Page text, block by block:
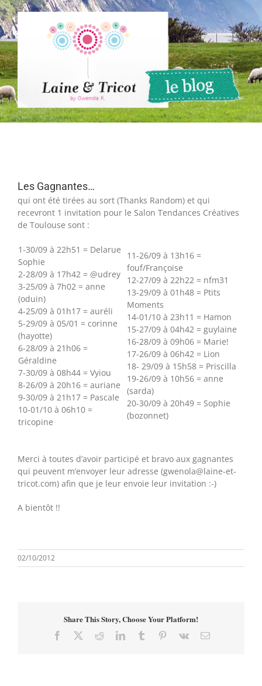
Passer
au
contenu
Les Gagnantes…
qui ont été tirées au sort (Thanks Random) et qui
recevront 1 invitation pour le Salon Tendances Créatives
de Toulouse sont :
1-30/09 à 22h51 = Delarue
Sophie
2-28/09 à 17h42 = @udrey
3-25/09 à 7h02 = anne
(oduin)
4-25/09 à 01h17 = auréli
5-29/09 à 05/01 = corinne
(hayotte)
6-28/09 à 21h06 =
Géraldine
7-30/09 à 08h44 = Vyiou
8-26/09 à 20h16 = auriane
9-30/09 à 21h17 = Pascale
10-01/10 à 06h10 =
tricopine
11-26/09 à 13h16 =
fouf/Françoise
12-27/09 à 22h22 = nfm31
13-29/09 à 01h48 = Ptits
Moments
14-01/10 à 23h11 = Hamon
15-27/09 à 04h42 = guylaine
16-28/09 à 09h06 = Marie!
17-26/09 à 06h42 = Lion
18- 29/09 à 15h58 = Priscilla
19-26/09 à 10h56 = anne
(sarda)
20-30/09 à 20h49 = Sophie
(bozonnet)
Merci à toutes d’avoir participé et bravo aux gagnantes
qui peuvent m’envoyer leur adresse (gwenola@laine-et-
tricot.com) afin que je leur envoie leur invitation :-)
A bientôt !!
02/10/2012
Share This Story, Choose Your Platform!
Facebook RedditLinkedInTumblr Pinterest
Vk Email